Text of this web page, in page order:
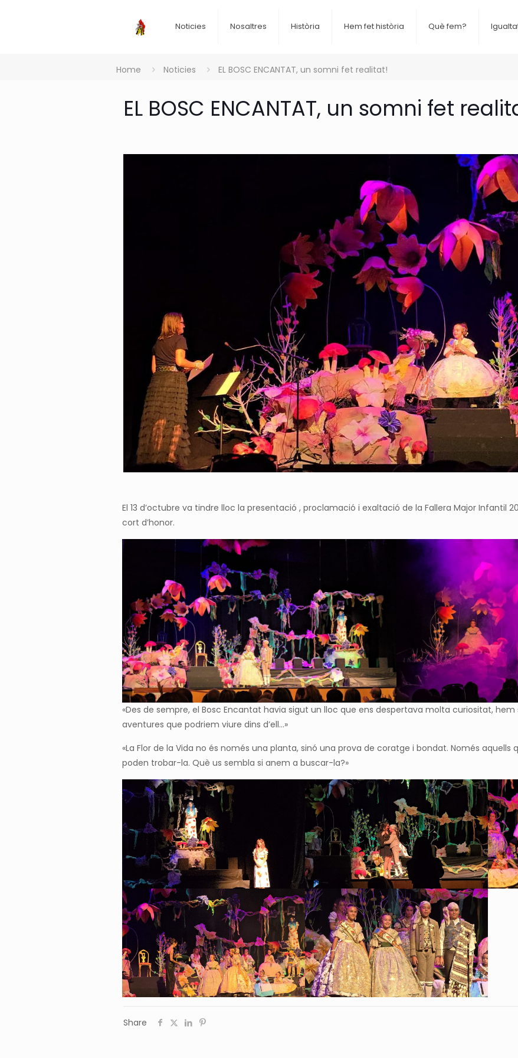
Noticies Nosaltres Història Hem fet història Què fem?
Home Noticies EL BOSC ENCANTAT, un somni fet realitat!
EL BOSC ENCANTAT, un somni fet
El 13 d’octubre va tindre lloc la presentació , proclamació i exaltació de la Fallera Major Infantil
cort d’honor.
«Des de sempre, el Bosc Encantat havia sigut un lloc que ens despertava molta curiositat,
aventures que podriem viure dins d’ell…»
«La Flor de la Vida no és només una planta, sinó una prova de coratge i bondat. Només aquells
poden trobar-la. Què us sembla si anem a buscar-la?»
Share